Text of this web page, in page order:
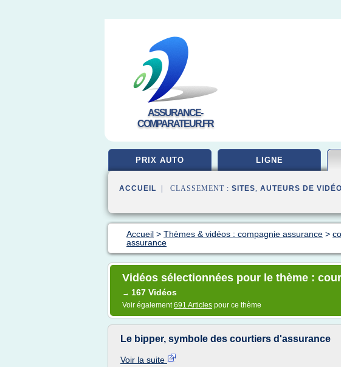
ASSURANCE-
COMPARATEUR.FR
PRIX AUTO LIGNE
ACCUEIL | CLASSEMENT : SITES, AUTEURS DE
Accueil > Thèmes & vidéos : compagnie assurance >
assurance
Vidéos sélectionnées pour le thème :
→ 167 Vidéos
Voir également691 Articles pour ce thème
Le bipper, symbole des courtiers d'assurance
Voir la suite